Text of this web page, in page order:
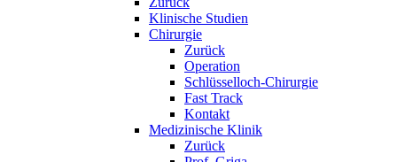
Klinische Studien
Chirurgie
Zurück
Operation
Schlüsselloch-Chirurgie
Fast Track
Kontakt
Medizinische Klinik
Zurück